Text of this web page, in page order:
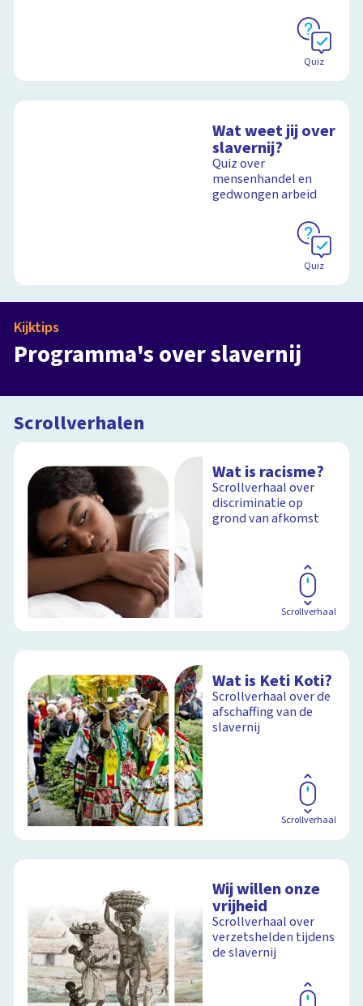
Quiz
Wat weet jij over
slavernij?
Quiz over
mensenhandel en
gedwongen arbeid
Quiz
Kijktips
Programma's over slavernij
Slavernij en wij in de klas
Programma 3 Afleveringen
Uit de kramp
Programma
Scrollverhalen
Wat is racisme?
Scrollverhaal over
discriminatie op
grond van afkomst
Scrollverhaal
Wat is Keti Koti?
Scrollverhaal over de
afschaffing van de
slavernij
Scrollverhaal
Wij willen onze
vrijheid
Scrollverhaal over
verzetshelden tijdens
de slavernij